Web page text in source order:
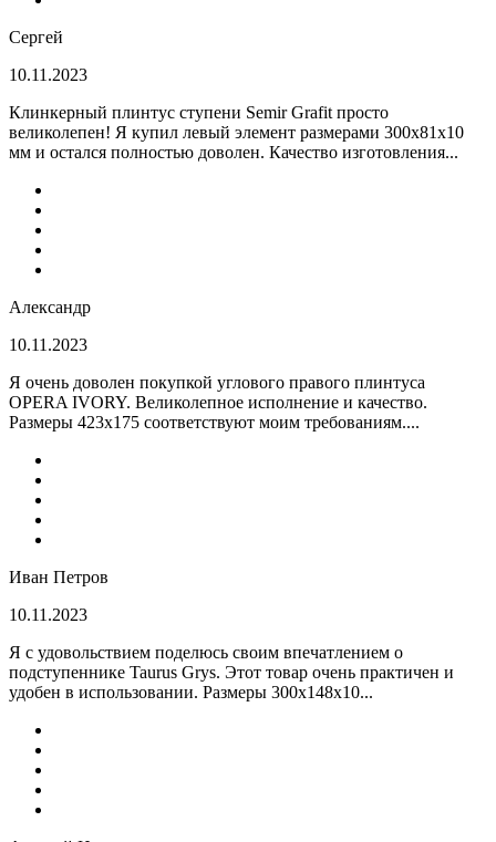
Сергей
10.11.2023
Клинкерный плинтус ступени Semir Grafit просто
великолепен! Я купил левый элемент размерами 300х81х10
мм и остался полностью доволен. Качество изготовления...
Александр
10.11.2023
Я очень доволен покупкой углового правого плинтуса
OPERA IVORY. Великолепное исполнение и качество.
Размеры 423х175 соответствуют моим требованиям....
Иван Петров
10.11.2023
Я с удовольствием поделюсь своим впечатлением о
подступеннике Taurus Grys. Этот товар очень практичен и
удобен в использовании. Размеры 300х148х10...